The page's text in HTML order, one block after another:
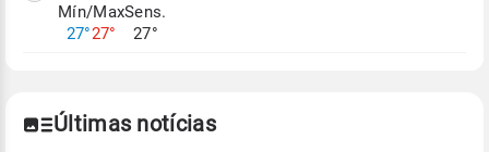
Mín/Max
27°27°
Sens.
27°
Últimas notícias